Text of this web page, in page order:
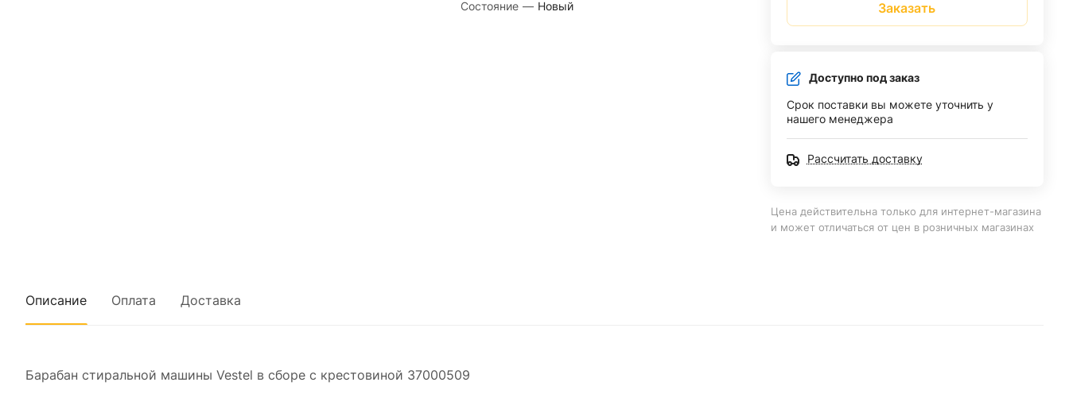
Состояние — Новый Заказать
Доступно под заказ
Срок поставки вы можете уточнить у
нашего менеджера
Рассчитать доставку
Цена действительна только для интернет-магазина
и может отличаться от цен в розничных магазинах
Описание Оплата Доставка
Барабан стиральной машины Vestel в сборе с крестовиной 37000509